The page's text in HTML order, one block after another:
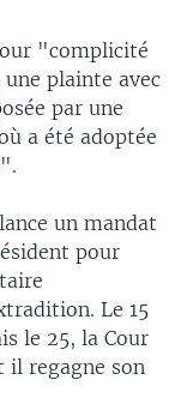
"complicité
plainte avec
par une
a été adoptée
un mandat
pour
Le 15
le 25, la Cour
il regagne son